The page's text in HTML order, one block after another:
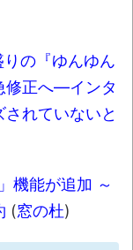
の『ゆんゆん
修正へ―インタ
れていないと
機能が追加 ～
(窓の杜)